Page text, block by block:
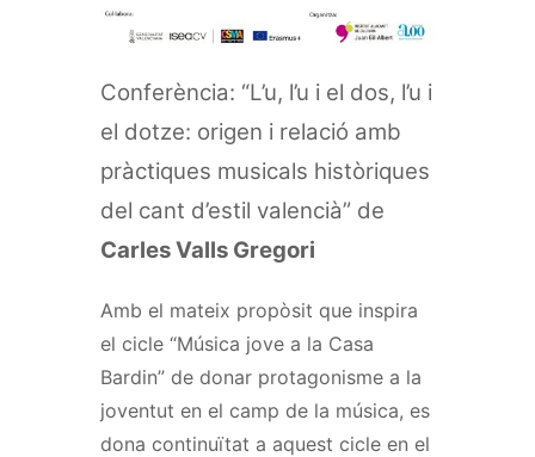
Conferència: “L’u, l’u i el dos, l’u i
el dotze: origen i relació amb
pràctiques musicals històriques
del cant d’estil valencià” de
Carles Valls Gregori
Amb el mateix propòsit que inspira
el cicle “Música jove a la Casa
Bardin” de donar protagonisme a la
joventut en el camp de la música, es
dona continuïtat a aquest cicle en el